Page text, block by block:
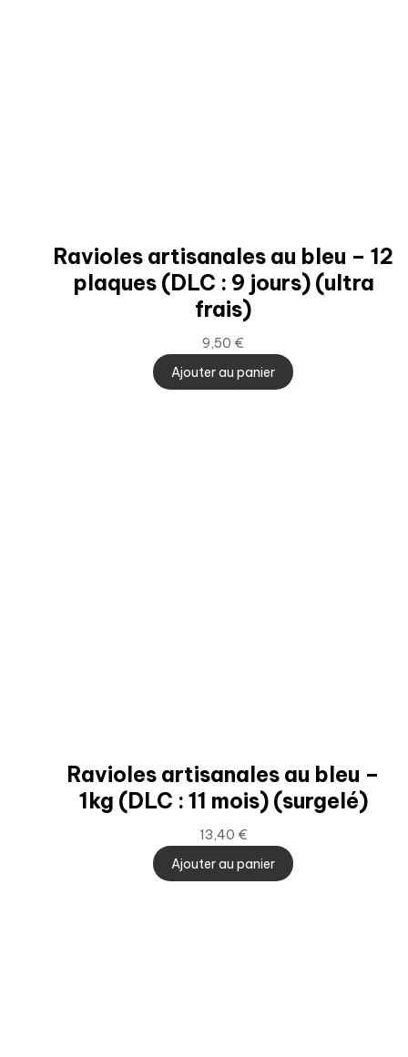
Ravioles artisanales au bleu – 12
plaques (DLC : 9 jours) (ultra
frais)
9,50 €
Ajouter au panier
Ravioles artisanales au bleu –
1kg (DLC : 11 mois) (surgelé)
13,40 €
Ajouter au panier